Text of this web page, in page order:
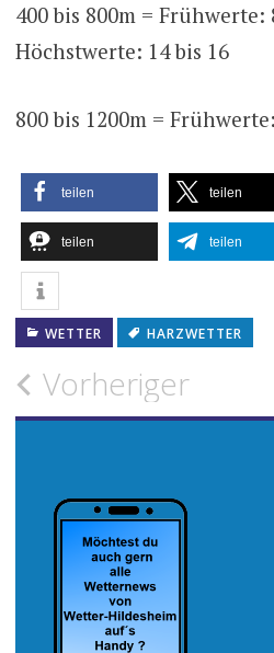
400 bis 800m = Frühwerte:
Höchstwerte: 14 bis 16
800 bis 1200m =
teilen teilen
teilen teilen
WETTER HARZWETTER
Vorheriger